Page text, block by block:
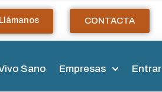
Llámanos CONTACTA
Sano Empresas Entrar